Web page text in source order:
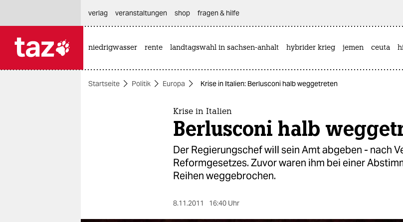
themen
verlag
veranstaltungen shop fragen & hilfe
niedrigwasser rente landtagswahl in sachsen-anhalt hybrider krieg jemen ceuta
Startseite Politik Europa Krise in Italien: Berlusconi halb weggetreten
Krise in Italien
Berlusconi halb
Der Regierungschef will sein Amt abgeben - nach
Reformgesetzes. Zuvor waren ihm bei einer
Reihen weggebrochen.
8.11.2011 16:40 Uhr